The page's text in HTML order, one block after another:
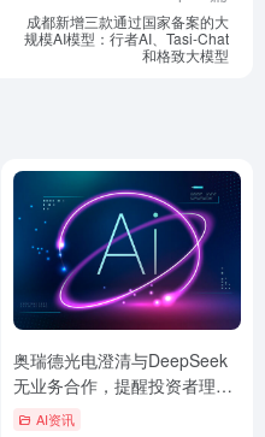
成都新增三款通过国家备案的大
规模AI模型：行者AI、Tasi-Chat
和格致大模型
奥瑞德光电澄清与DeepSeek
无业务合作，提醒投资者理性
投资AI资讯